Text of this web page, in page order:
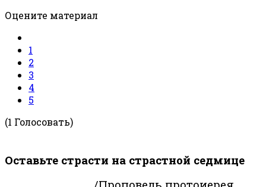
Оцените материал
1
2
3
4
5
(1 Голосовать)
Оставьте страсти на страстной седмице